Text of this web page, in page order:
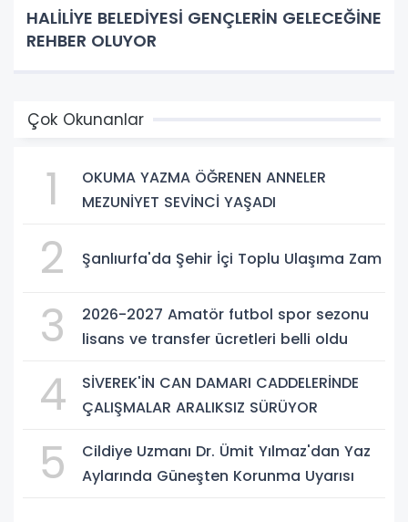
HALİLİYE BELEDİYESİ GENÇLERİN GELECEĞİNE
REHBER OLUYOR
Çok Okunanlar
1
OKUMA YAZMA ÖĞRENEN ANNELER
MEZUNİYET SEVİNCİ YAŞADI
2 Şanlıurfa'da Şehir İçi Toplu Ulaşıma Zam
3
2026-2027 Amatör futbol spor sezonu
lisans ve transfer ücretleri belli oldu
4
SİVEREK'İN CAN DAMARI CADDELERİNDE
ÇALIŞMALAR ARALIKSIZ SÜRÜYOR
5
Cildiye Uzmanı Dr. Ümit Yılmaz'dan Yaz
Aylarında Güneşten Korunma Uyarısı